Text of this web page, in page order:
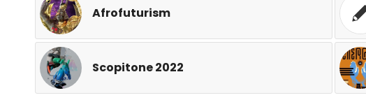
Afrofuturism
Scopitone 2022